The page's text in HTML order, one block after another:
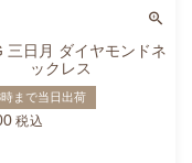
三日月 ダイヤモンドネ
ックレス
まで当日出荷
税込